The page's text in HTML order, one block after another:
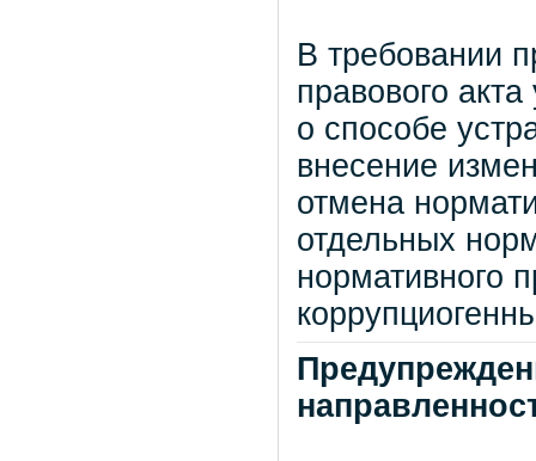
В требовании
правового
о способе
внесение
отмена
отдельных
нормативного